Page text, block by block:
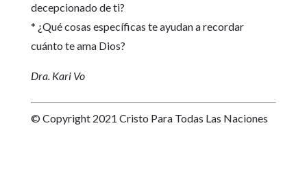
decepcionado de ti?
* ¿Qué cosas específicas te ayudan a recordar
cuánto te ama Dios?
Dra. Kari Vo
© Copyright 2021 Cristo Para Todas Las Naciones